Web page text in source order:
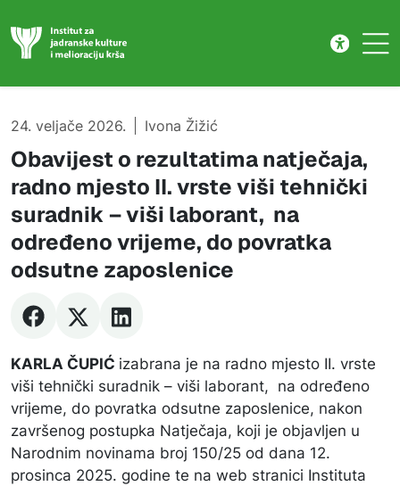
24. veljače 2026. Ivona Žižić
Obavijest o rezultatima natječaja,
radno mjesto II. vrste viši tehnički
suradnik – viši laborant, na
određeno vrijeme, do povratka
odsutne zaposlenice
KARLA ČUPIĆ izabrana je na radno mjesto II. vrste
viši tehnički suradnik – viši laborant, na određeno
vrijeme, do povratka odsutne zaposlenice, nakon
završenog postupka Natječaja, koji je objavljen u
Narodnim novinama broj 150/25 od dana 12.
prosinca 2025. godine te na web stranici Instituta